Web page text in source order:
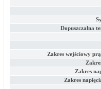
Dopuszczalna
Zakres wejściowy
Zakres
Zakres